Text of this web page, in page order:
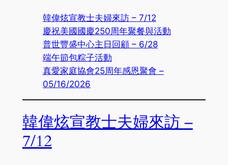
韓偉炫宣教士夫婦來訪 – 7/12
慶祝美國國慶250周年聚餐與活動
普世豐盛中心主日回顧 – 6/28
端午節包粽子活動
真愛家庭協會25周年感恩聚會 –
05/16/2026
韓偉炫宣教士夫婦來訪 –
7/12